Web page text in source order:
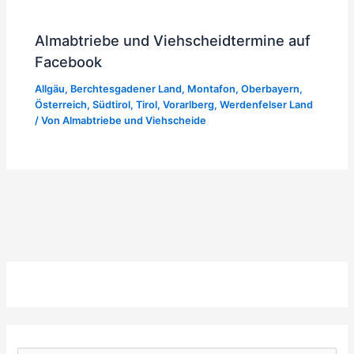
Almabtriebe und Viehscheidtermine auf
Facebook
Allgäu, Berchtesgadener Land, Montafon,Oberbayern,
Österreich,Südtirol,Tirol,Vorarlberg,Werdenfelser Land
/ VonAlmabtriebe und Viehscheide